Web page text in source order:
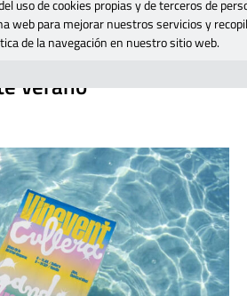
este verano
apuesta de la DO
que conquista la costa
verano
uso de cookies propias y de terceros de
web para mejorar nuestros servicios y
de la navegación en nuestro sitio web.